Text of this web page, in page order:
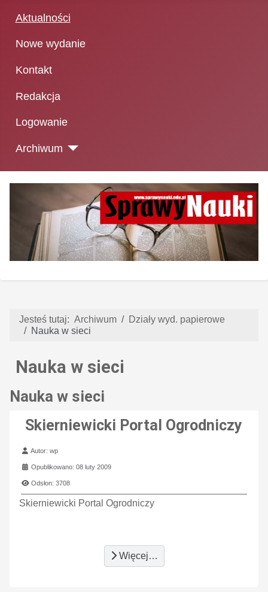
Aktualności
Nowe wydanie
Kontakt
Redakcja
Logowanie
Archiwum
Jesteś tutaj: Archiwum
Działy wyd. papierowe
Nauka w sieci
Nauka w sieci
Nauka w sieci
Skierniewicki Portal Ogrodniczy
Szczegóły
Autor:wp
Opublikowano: 08 luty 2009
Odsłon: 3708
Skierniewicki Portal Ogrodniczy
Więcej…